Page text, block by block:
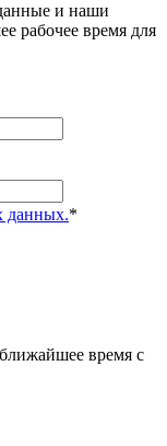
и наши
рабочее время для
данных.*
время с